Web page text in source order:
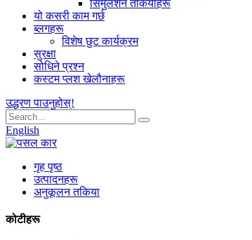
सिमुलेशन तकियाहरू
यो कसरी काम गर्छ
ब्लगहरू
विशेष छुट कार्यक्रम
सुरक्षा
सोधिने प्रश्न
कस्टम प्लश खेलौनाहरू
उद्धरण पाउनुहोस्!
English
गृह पृष्ठ
उत्पादनहरू
अनुकूलन तकिया
कोटीहरू